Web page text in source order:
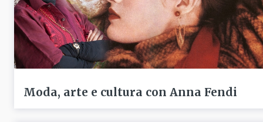
Moda, arte e cultura con Anna Fendi